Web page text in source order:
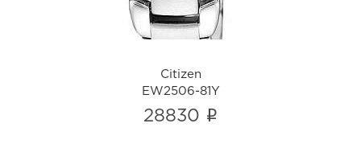
Citizen
EW2506-81Y
28830 i